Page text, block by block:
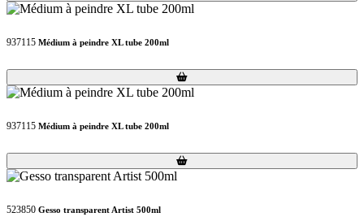
937115 Médium à peindre XL tube 200ml
Loading...
Loading...
937115 Médium à peindre XL tube 200ml
Loading...
Loading...
523850 Gesso transparent Artist 500ml